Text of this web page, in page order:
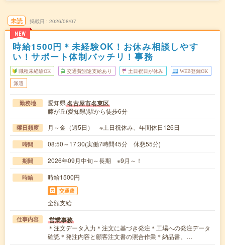
未読
NEW
掲載日 2026/08/07
時給1500円＊未経験OK！お休み相談しやす
い！サポート体制バッチリ！事務
職種未経験OK 交通費別途支給あり 土日祝日が休み WEB登録OK
派遣
勤務地 愛知県名古屋市名東区
藤が丘(愛知県)駅から徒歩6分
曜日頻度 月～金（週5日） ※土日祝休み、年間休日126日
時間 08:50～17:30(実働7時間45分 休憩55分)
期間 2026年09月中旬～長期 ※9月～！
時給 時給1500円
交通費
全額支給
仕事内容 営業事務
＊注文データ入力＊注文に基づき発注＊工場への発注データ
確認＊発注内容と顧客注文書の照合作業＊納品書、…